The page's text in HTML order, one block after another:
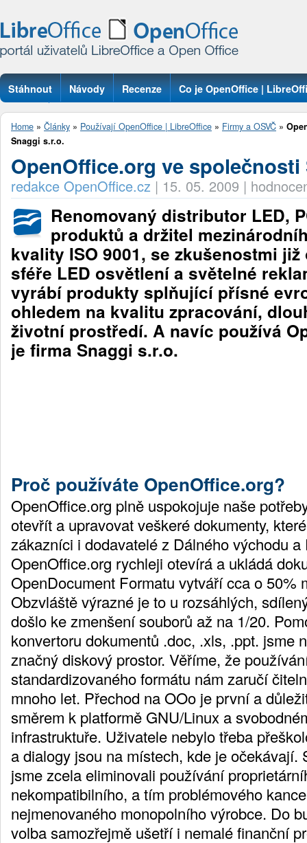
Stáhnout Návody Recenze Co je OpenOffice |
Otázky
Home » Články » Používají OpenOffice | LibreOffice » Firmy a OSVČ »
Snaggi s.r.o.
OpenOffice.org ve společnosti
redakce OpenOffice.cz | 15. 05. 2009 |
Renomovaný distributor LED,
produktů a držitel
kvality ISO 9001, se zkušenostmi již
sféře LED osvětlení a světelné
vyrábí produkty splňující přísné
ohledem na kvalitu zpracování,
životní prostředí. A navíc používá
je firma Snaggi s.r.o.
Proč používáte OpenOffice.org?
OpenOffice.org plně uspokojuje naše
otevřít a upravovat veškeré dokumenty,
zákazníci i dodavatelé z Dálného východu a
OpenOffice.org rychleji otevírá a ukládá
OpenDocument Formatu vytváří cca o 50%
Obzvláště výrazné je to u rozsáhlých,
došlo ke zmenšení souborů až na 1/20.
konvertoru dokumentů .doc, .xls, .ppt. jsme
značný diskový prostor. Věříme, že
standardizovaného formátu nám zaručí
mnoho let. Přechod na OOo je první a
směrem k platformě GNU/Linux a
infrastruktuře. Uživatele nebylo třeba
a dialogy jsou na místech, kde je očekávají.
jsme zcela eliminovali používání
nekompatibilního, a tím problémového
nejmenovaného monopolního výrobce. Do
volba samozřejmě ušetří i nemalé finanční